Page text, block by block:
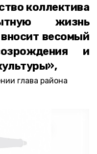
коллектива
жизнь
весомый
и
глава района